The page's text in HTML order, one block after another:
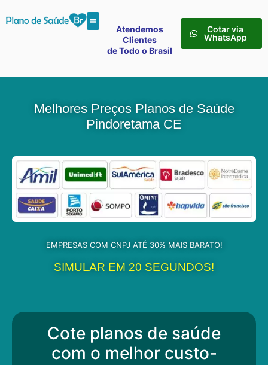
Atendemos
Clientes
de Todo o Brasil
Cotar via
WhatsApp
Melhores Preços Planos de Saúde
Pindoretama CE
EMPRESAS COM CNPJ ATÉ 30% MAIS BARATO!
SIMULAR EM 20 SEGUNDOS!
Cote planos de saúde
com o melhor custo-